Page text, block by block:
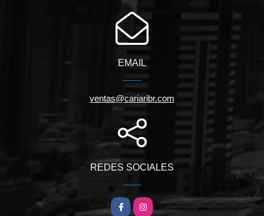
EMAIL
ventas@cariaribr.com
REDES SOCIALES
FacebookInstagram